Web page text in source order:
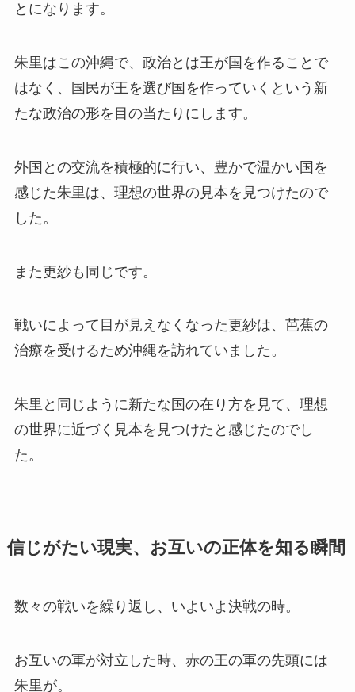
とになります。
朱里はこの沖縄で、政治とは王が国を作ることで
はなく、国民が王を選び国を作っていくという新
たな政治の形を目の当たりにします。
外国との交流を積極的に行い、豊かで温かい国を
感じた朱里は、理想の世界の見本を見つけたので
した。
また更紗も同じです。
戦いによって目が見えなくなった更紗は、芭蕉の
治療を受けるため沖縄を訪れていました。
朱里と同じように新たな国の在り方を見て、理想
の世界に近づく見本を見つけたと感じたのでし
た。
信じがたい現実、お互いの正体を知る瞬間
数々の戦いを繰り返し、いよいよ決戦の時。
お互いの軍が対立した時、赤の王の軍の先頭には
朱里が。